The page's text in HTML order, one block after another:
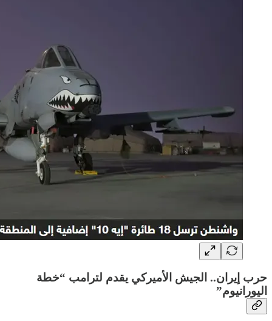
حرب إيران.. الجيش الأميركي يقدم لترامب “خطة
اليورانيوم”